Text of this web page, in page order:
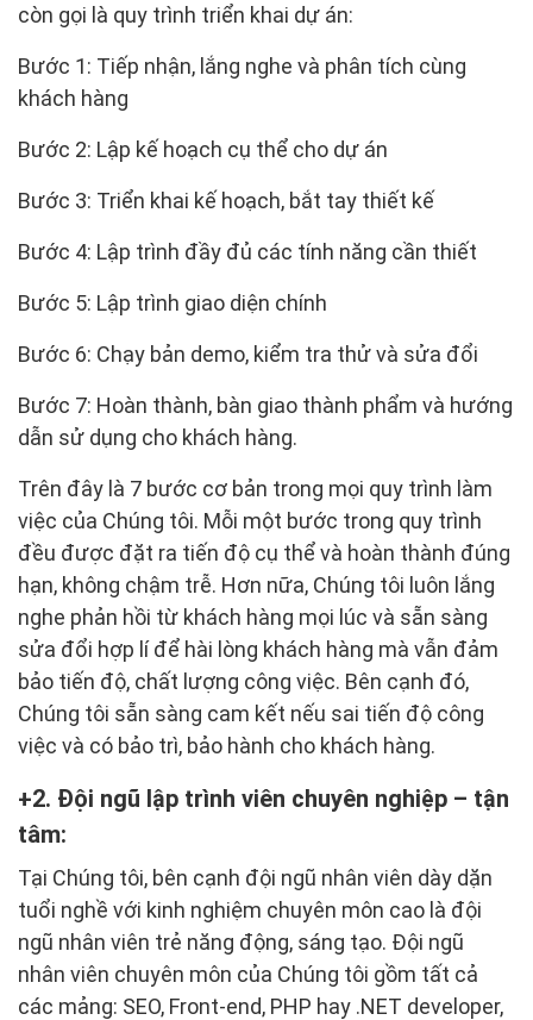
còn gọi là quy trình triển khai dự án:
Bước 1: Tiếp nhận, lắng nghe và phân tích cùng
khách hàng
Bước 2: Lập kế hoạch cụ thể cho dự án
Bước 3: Triển khai kế hoạch, bắt tay thiết kế
Bước 4: Lập trình đầy đủ các tính năng cần thiết
Bước 5: Lập trình giao diện chính
Bước 6: Chạy bản demo, kiểm tra thử và sửa đổi
Bước 7: Hoàn thành, bàn giao thành phẩm và hướng
dẫn sử dụng cho khách hàng.
Trên đây là 7 bước cơ bản trong mọi quy trình làm
việc của Chúng tôi. Mỗi một bước trong quy trình
đều được đặt ra tiến độ cụ thể và hoàn thành đúng
hạn, không chậm trễ. Hơn nữa, Chúng tôi luôn lắng
nghe phản hồi từ khách hàng mọi lúc và sẵn sàng
sửa đổi hợp lí để hài lòng khách hàng mà vẫn đảm
bảo tiến độ, chất lượng công việc. Bên cạnh đó,
Chúng tôi sẵn sàng cam kết nếu sai tiến độ công
việc và có bảo trì, bảo hành cho khách hàng.
2. Đội ngũ lập trình viên chuyên nghiệp – tận
tâm:
Tại Chúng tôi, bên cạnh đội ngũ nhân viên dày dặn
tuổi nghề với kinh nghiệm chuyên môn cao là đội
ngũ nhân viên trẻ năng động, sáng tạo. Đội ngũ
nhân viên chuyên môn của Chúng tôi gồm tất cả
các mảng: SEO, Front-end, PHP hay .NET developer,